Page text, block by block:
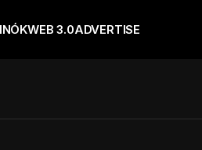
WEB 3.0ADVERTISE